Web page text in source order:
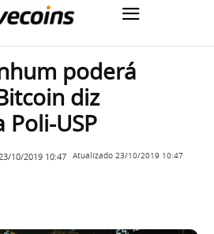
poderá
diz
USP
10/2019 10:47 Atualizado 23/10/2019 10:47